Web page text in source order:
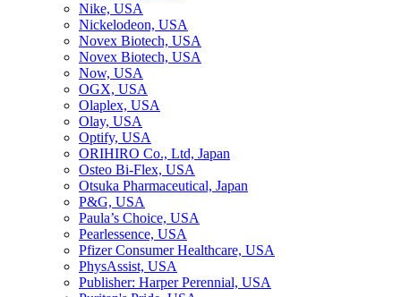
Nike, USA
Niсkelodeon, USA
Novex Biotech, USA
Novex Biotech, USA
Now, USA
OGX, USA
Olaplex, USA
Olay, USA
Optify, USA
ORIHIRO Co., Ltd, Japan
Osteo Bi-Flex, USA
Otsuka Pharmaceutical, Japan
P&G, USA
Paula’s Choice, USA
Pearlessence, USA
Pfizer Consumer Healthcare, USA
PhysAssist, USA
Publisher: Harper Perennial, USA